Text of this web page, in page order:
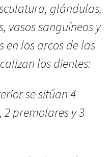
glándulas,
vasos sanguíneos y
en los arcos de las
los dientes:
se sitúan 4
2 premolares y 3